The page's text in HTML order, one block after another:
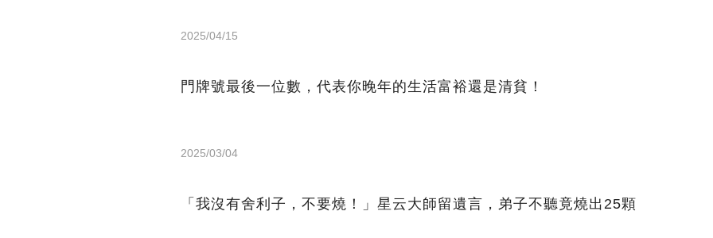
2025/04/15
門牌號最後一位數，代表你晚年的生活富裕還是清貧！
2025/03/04
「我沒有舍利子，不要燒！」星云大師留遺言，弟子不聽竟燒出25顆